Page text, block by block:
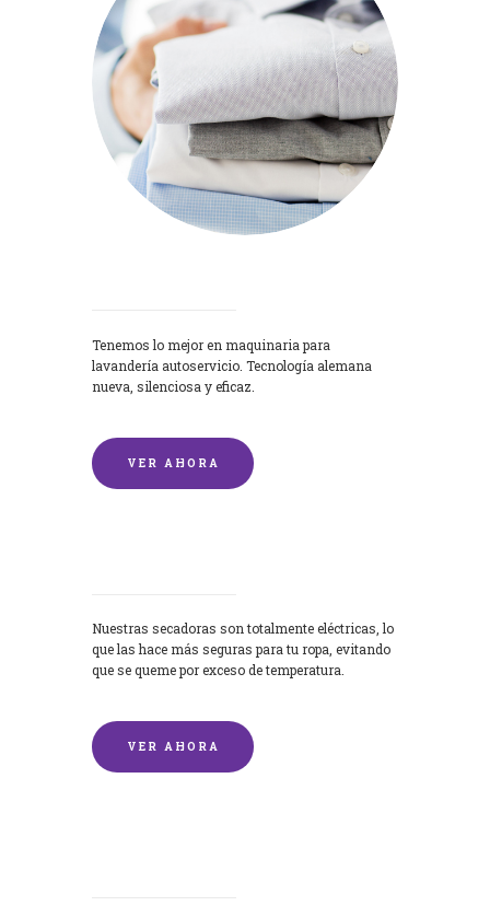
Tenemos lo mejor en maquinaria para
lavandería autoservicio. Tecnología alemana
nueva, silenciosa y eficaz.
VER AHORA
Nuestras secadoras son totalmente eléctricas, lo
que las hace más seguras para tu ropa, evitando
que se queme por exceso de temperatura.
VER AHORA